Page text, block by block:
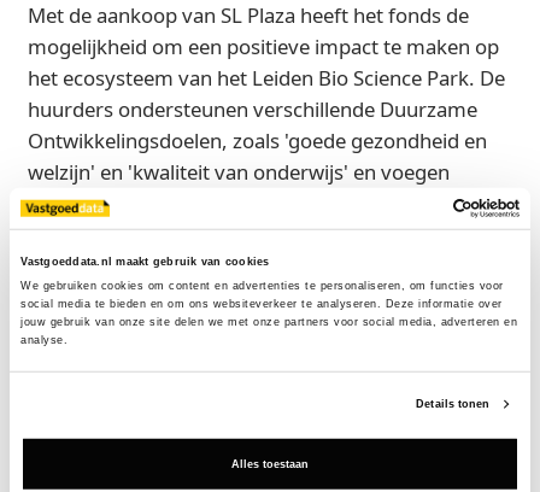
Vastgoeddata.nl maakt gebruik van cookies
We gebruiken cookies om content en advertenties te personaliseren, om functies voor
social media te bieden en om ons websiteverkeer te analyseren. Deze informatie over
jouw gebruik van onze site delen we met onze partners voor social media, adverteren en
analyse.
Details tonen
Alles toestaan
Met de aankoop van SL Plaza heeft het fonds de
mogelijkheid om een positieve impact te maken op
het ecosysteem van het Leiden Bio Science Park. De
huurders ondersteunen verschillende Duurzame
Ontwikkelingsdoelen, zoals 'goede gezondheid en
welzijn' en 'kwaliteit van onderwijs' en voegen
waarde toe aan het ecosysteem. Het gebouw wordt
grotendeels verhuurd aan multinationals die actief
zijn in de biofarmaceutische sector, wat bijdraagt
aan inzichten, componenten en producten die een
betere gezondheid en welzijn bevorderen. De
ASR Real Estate werd namens het ASR Dutch Science